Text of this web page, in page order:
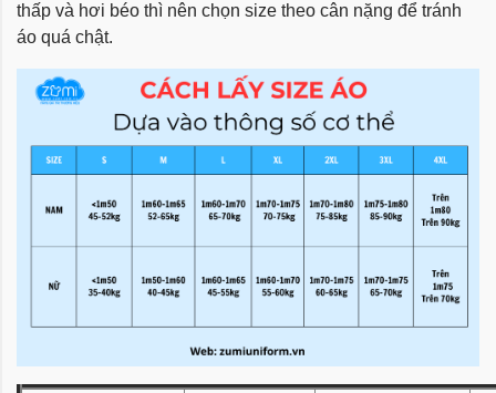
thấp và hơi béo thì nên chọn size theo cân nặng để tránh
áo quá chật.